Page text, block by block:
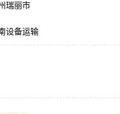
瑞丽市
设备运输